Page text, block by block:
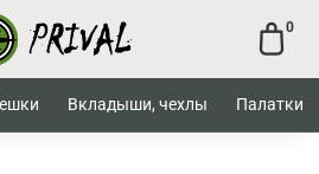
0
Вкладыши, чехлы Палатки